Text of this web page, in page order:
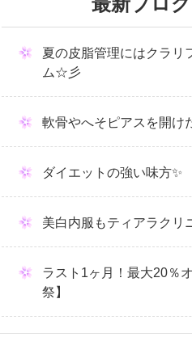
夏の皮脂管理にはクラリ
ム☆彡
軟骨やへそピアスを開け
ダイエットの強い味方✨
美白内服もティアラクリ
ラスト1ヶ月！最大20％
祭】